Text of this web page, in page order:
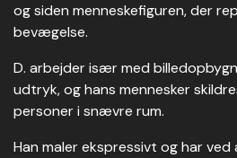
og siden menneskefiguren, der
bevægelse.
D. arbejder især med
udtryk, og hans mennesker
personer i snævre rum.
Han maler ekspressivt og har ved